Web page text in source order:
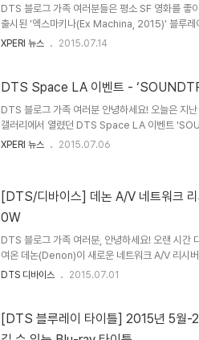
DTS 블로그 가족 여러분들은 평소 SF 영화를 좋
출시된 '엑스마키나(Ex Machina, 2015)' 블루레
너무나도 사람같은 A.I.의 인격과 감정이 진짜인지
다. DTS:X™ 사운드를 처음 만나볼 수 있는 이 블
분들을 위해 DTS 헤드폰:X까지 지원한다고 하니
XPERI 뉴스 2015.07.14
DTS Space LA 이벤트 -
DTS 블로그 가족 여러분 안녕하세요! 오늘은 지
갤러리에서 열렸던 DTS Space LA 이벤트
습니다. DTS Space LA 는 DTS 가 진행하는 월
과 맛있는 음식들로 가득한 이 이벤트에서 게스트
다는 후문입니다. 즐거웠던 현장 분위기를 사진으
XPERI 뉴스 2015.07.06
[DTS/디바이스] 데논 A/V 네트워크
0W
DTS 블로그 가족 여러분, 안녕하세요! 오랜 시간
여온 데논(Denon)이 새로운 네트워크 A/V 리
표했습니다. 데논의 네트워크 A/V 리시버 시리즈
운 제품에서는 차세대 입체 음향 솔루션인
테인먼트 팬들의 기대를 한 껏 끌어 모으고 있습니
DTS 디바이스 2015.07.01
[DTS 블루레이 타이틀] 2015년 5월-